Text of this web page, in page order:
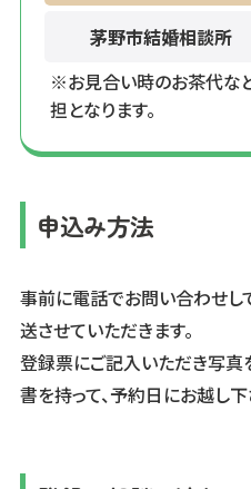
茅野市結婚相談所
※お見合い時のお茶代な
担となります。
申込み方法
事前に電話でお問い合わせし
送させていただきます。
登録票にご記入いただき写真
書を持って、予約日にお越し下